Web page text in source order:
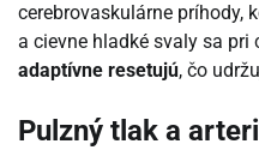
cerebrovaskulárne príhody,
a cievne hladké svaly sa
adaptívne resetujú, čo
Pulzný tlak a